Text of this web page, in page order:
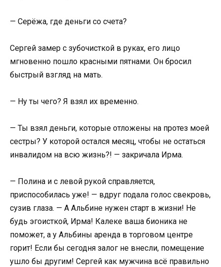
— Серёжа, где деньги со счета?
Сергей замер с зубочисткой в руках, его лицо
мгновенно пошло красными пятнами. Он бросил
быстрый взгляд на мать.
— Ну ты чего? Я взял их временно.
— Ты взял деньги, которые отложены на протез моей
сестры? У которой остался месяц, чтобы не остаться
инвалидом на всю жизнь?! — закричала Ирма.
— Полина и с левой рукой справляется,
приспособилась уже! — вдруг подала голос свекровь,
сузив глаза. — А Альбине нужен старт в жизни! Не
будь эгоисткой, Ирма! Калеке ваша бионика не
поможет, а у Альбины аренда в торговом центре
горит! Если бы сегодня залог не внесли, помещение
ушло бы другим! Сергей как мужчина всё правильно